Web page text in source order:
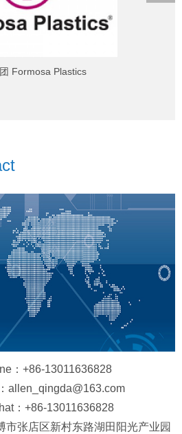
Formosa Plastics
：+86-13011636828
allen_qingda@163.com
：+86-13011636828
市张店区新村东路湖田阳光产业园